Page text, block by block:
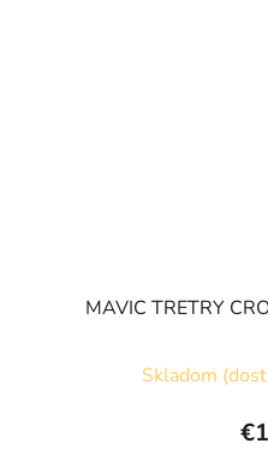
MAVIC TRETRY
Skladom